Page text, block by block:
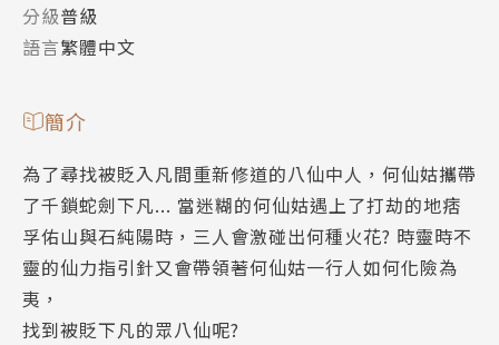
分級普級
語言繁體中文
簡介
為了尋找被貶入凡間重新修道的八仙中人，何仙姑攜帶
了千鎖蛇劍下凡... 當迷糊的何仙姑遇上了打劫的地痞
孚佑山與石純陽時，三人會激碰出何種火花? 時靈時不
靈的仙力指引針又會帶領著何仙姑一行人如何化險為
夷，
找到被貶下凡的眾八仙呢?